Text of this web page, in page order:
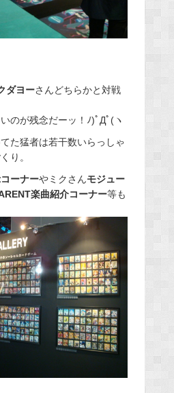
ダヨーさんどちらかと対戦
のが残念だーッ！ﾉ)ﾟДﾟ(ヽ
た猛者は若干数いらっしゃ
り。
ーナーやミクさんモジュー
楽曲紹介コーナー等も